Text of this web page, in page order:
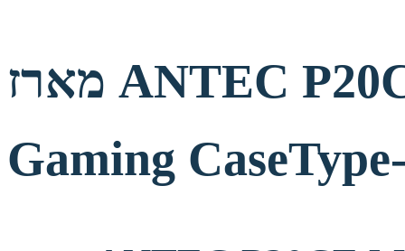
מארז ANTEC P20CE Mid-Tower E-ATX
Gaming